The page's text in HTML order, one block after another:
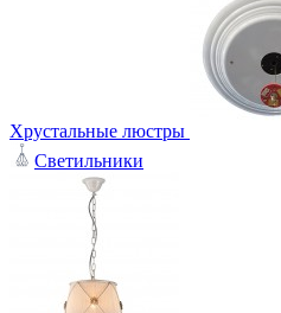
Хрустальные люстры
Светильники